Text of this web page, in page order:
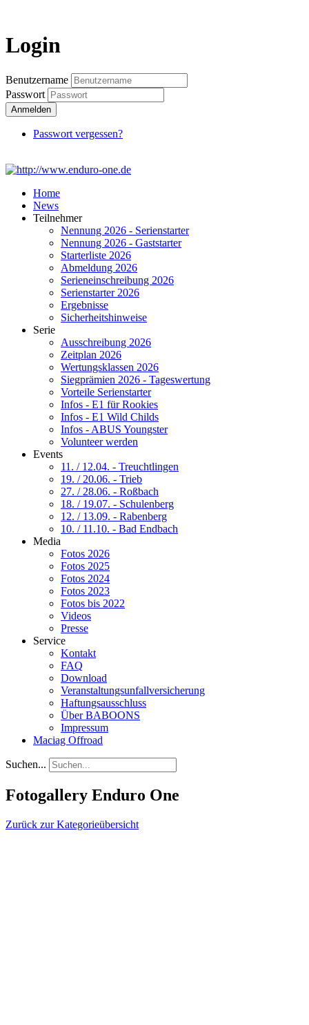
Login
Benutzername
Passwort
Anmelden
Passwort vergessen?
Home
News
Teilnehmer
Nennung 2026 - Serienstarter
Nennung 2026 - Gaststarter
Starterliste 2026
Abmeldung 2026
Serieneinschreibung 2026
Serienstarter 2026
Ergebnisse
Sicherheitshinweise
Serie
Ausschreibung 2026
Zeitplan 2026
Wertungsklassen 2026
Siegprämien 2026 - Tageswertung
Vorteile Serienstarter
Infos - E1 für Rookies
Infos - E1 Wild Childs
Infos - ABUS Youngster
Volunteer werden
Events
11. / 12.04. - Treuchtlingen
19. / 20.06. - Trieb
27. / 28.06. - Roßbach
18. / 19.07. - Schulenberg
12. / 13.09. - Rabenberg
10. / 11.10. - Bad Endbach
Media
Fotos 2026
Fotos 2025
Fotos 2024
Fotos 2023
Fotos bis 2022
Videos
Presse
Service
Kontakt
FAQ
Download
Veranstaltungsunfallversicherung
Haftungsausschluss
Über BABOONS
Impressum
Maciag Offroad
Suchen...
Fotogallery Enduro One
Zurück zur Kategorieübersicht